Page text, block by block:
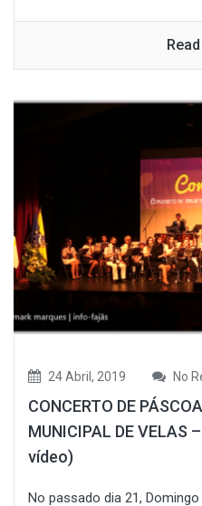
24 Abril, 2019 No
CONCERTO DE
MUNICIPAL DE
vídeo)
No passado dia 21,